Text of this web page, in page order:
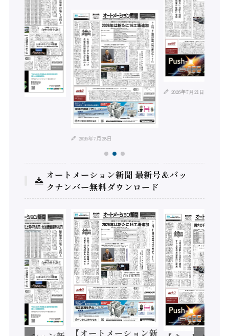
2026年7月28日
2026年7月21日
オートメーション新聞 最新号＆バッ
クナンバー無料ダウンロード
【オートメーション新